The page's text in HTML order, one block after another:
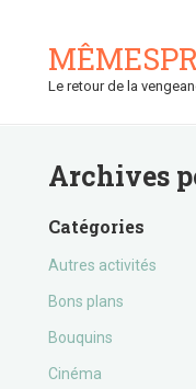
Le retour de la
Archives
Catégories
Autres activités
Bons plans
Bouquins
Cinéma